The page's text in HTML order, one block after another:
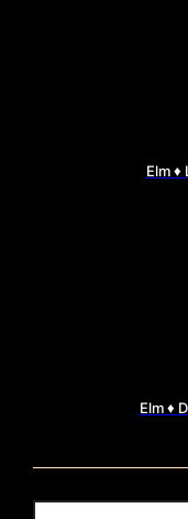
Elm
Elm ♦